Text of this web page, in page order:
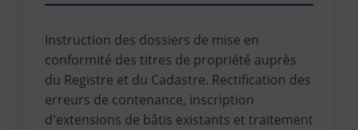
Instruction des dossiers de mise en
conformité des titres de propriété auprès
du Registre et du Cadastre. Rectification des
erreurs de contenance, inscription
d'extensions de bâtis existants et traitement